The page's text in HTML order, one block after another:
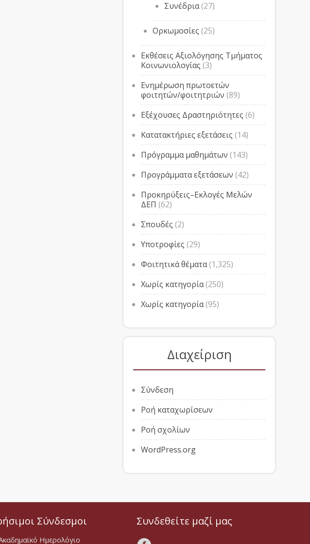
Συνέδρια(27)
Ορκωμοσίες (25)
Εκθέσεις Αξιολόγησης Τμήματος
Κοινωνιολογίας (3)
Ενημέρωση πρωτοετών
φοιτητών/φοιτητριών (89)
Εξέχουσες Δραστηριότητες (6)
Κατατακτήριες εξετάσεις (14)
Πρόγραμμα μαθημάτων (143)
Προγράμματα εξετάσεων (42)
Προκηρύξεις–Εκλογές Μελών
ΔΕΠ (62)
Σπουδές (2)
Υποτροφίες (29)
Φοιτητικά θέματα(1,325)
Χωρίς κατηγορία(250)
Χωρίς κατηγορία(95)
Διαχείριση
Σύνδεση
Ροή καταχωρίσεων
Ροή σχολίων
WordPress.org
Σύνδεσμοι
Ημερολόγιο
Συνδεθείτε μαζί μας